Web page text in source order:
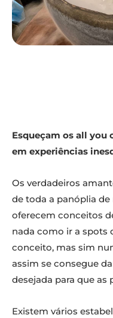
Esqueçam os all you
em experiências
Os verdadeiros
de toda a panóplia
oferecem conceitos
nada como ir a spots
conceito, mas sim
assim se consegue
desejada para que as
Existem vários